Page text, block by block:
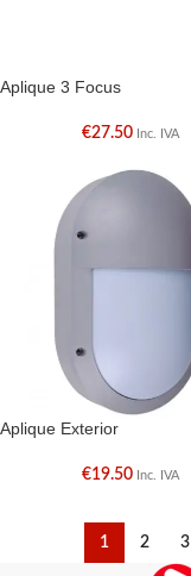
Aplique 3 Focus
€27.50 Inc. IVA
Aplique Exterior
€19.50 Inc. IVA
1 2 3